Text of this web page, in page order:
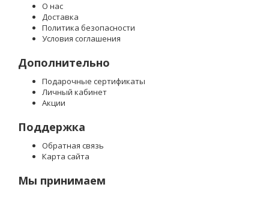
О нас
Доставка
Политика безопасности
Условия соглашения
Дополнительно
Подарочные сертификаты
Личный кабинет
Акции
Поддержка
Обратная связь
Карта сайта
Мы принимаем